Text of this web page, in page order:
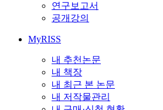
연구보고서
공개강의
MyRISS
내 추천논문
내 책장
내 최근 본 논문
내 저작물관리